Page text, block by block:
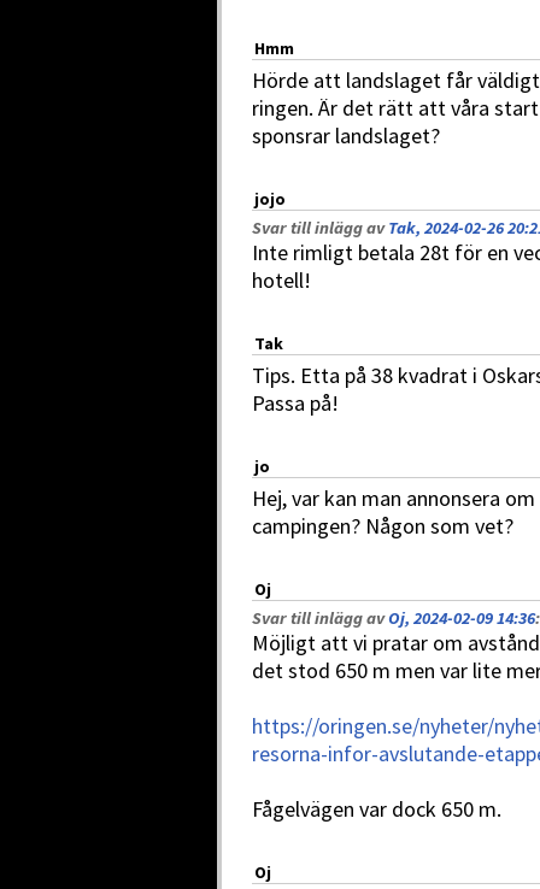
Hmm
Hörde att landslaget får
ringen. Är det rätt att våra
sponsrar landslaget?
jojo
Svar till inlägg avTak, 2024-02-26
Inte rimligt betala 28t för en
hotell!
Tak
Tips. Etta på 38 kvadrat i
Passa på!
jo
Hej, var kan man annonsera
campingen? Någon som vet?
Oj
Svar till inlägg avOj, 2024-02-09 14:36:
Möjligt att vi pratar om
det stod 650 m men var lite
https://oringen.se/nyheter/
resorna-infor-avslutande-
Fågelvägen var dock 650 m.
Oj